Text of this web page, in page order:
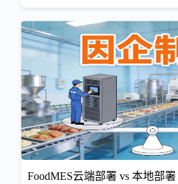
FoodMES云端部署 vs 本地部